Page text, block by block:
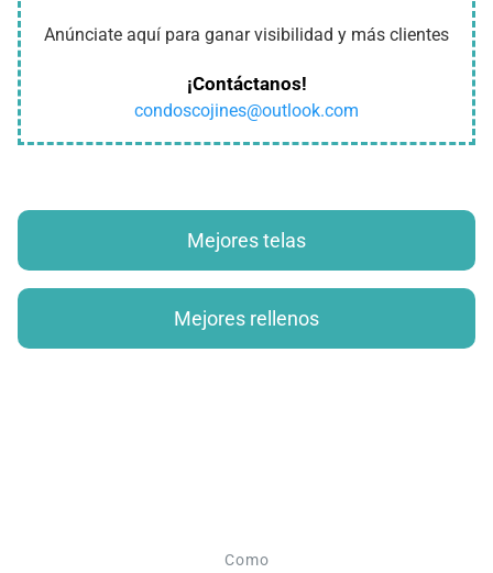
Anúnciate aquí para ganar visibilidad y más clientes
¡Contáctanos!
condoscojines@outlook.com
Mejores telas
Mejores rellenos
Como